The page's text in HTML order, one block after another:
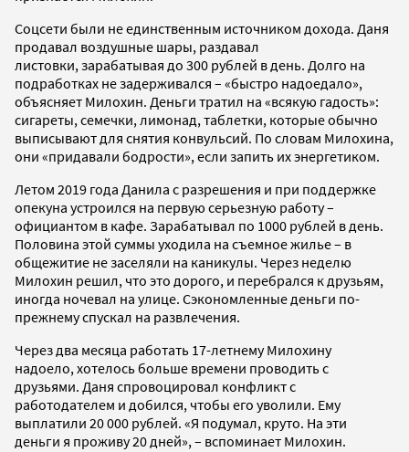
Соцсети были не единственным источником дохода. Даня
продавал воздушные шары, раздавал
листовки, зарабатывая до 300 рублей в день. Долго на
подработках не задерживался – «быстро надоедало»,
объясняет Милохин. Деньги тратил на «всякую гадость»:
сигареты, семечки, лимонад, таблетки, которые обычно
выписывают для снятия конвульсий. По словам Милохина,
они «придавали бодрости», если запить их энергетиком.
Летом 2019 года Данила с разрешения и при поддержке
опекуна устроился на первую серьезную работу –
официантом в кафе. Зарабатывал по 1000 рублей в день.
Половина этой суммы уходила на съемное жилье – в
общежитие не заселяли на каникулы. Через неделю
Милохин решил, что это дорого, и перебрался к друзьям,
иногда ночевал на улице. Сэкономленные деньги по-
прежнему спускал на развлечения.
Через два месяца работать 17-летнему Милохину
надоело, хотелось больше времени проводить с
друзьями. Даня спровоцировал конфликт с
работодателем и добился, чтобы его уволили. Ему
выплатили 20 000 рублей. «Я подумал, круто. На эти
деньги я проживу 20 дней», – вспоминает Милохин.